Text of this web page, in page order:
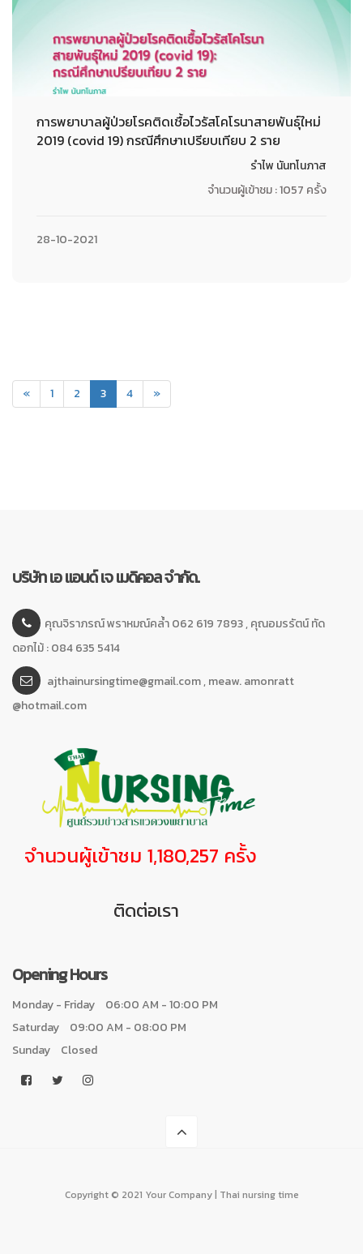
การพยาบาลผู้ป่วยโรคติดเชื้อไวรัสโคโรนาสายพันธุ์ใหม่
2019 (covid 19) กรณีศึกษาเปรียบเทียบ 2 ราย
รำไพ นันทโนภาส
จำนวนผู้เข้าชม : 1057 ครั้ง
28-10-2021
« 1 2 3(current)
4 »
บริษัท เอ แอนด์ เจ เมดิคอล จำกัด.
คุณจิราภรณ์ พราหมณ์คล้ำ 062 619 7893 , คุณอมรรัตน์ ทัด
ดอกไม้ : 084 635 5414
ajthainursingtime@gmail.com , meaw. amonratt
@hotmail.com
จำนวนผู้เข้าชม 1,180,257 ครั้ง
ติดต่อเรา
Opening Hours
Monday - Friday
06:00 AM - 10:00 PM
Saturday
09:00 AM - 08:00 PM
Sunday
Closed
Copyright © 2021 Your Company | Thai nursing time